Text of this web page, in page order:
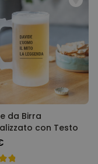
da Birra
con Testo